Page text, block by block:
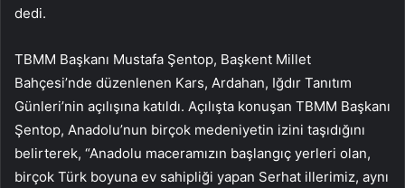
dedi.
TBMM Başkanı Mustafa Şentop, Başkent Millet
Bahçesi’nde düzenlenen Kars, Ardahan, Iğdır Tanıtım
Günleri’nin açılışına katıldı. Açılışta konuşan TBMM Başkanı
Şentop, Anadolu’nun birçok medeniyetin izini taşıdığını
belirterek, “Anadolu maceramızın başlangıç yerleri olan,
birçok Türk boyuna ev sahipliği yapan Serhat illerimiz, aynı